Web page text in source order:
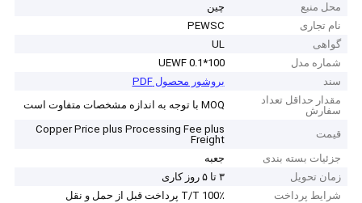
محل منبع
چین
نام تجاری
PEWSC
گواهی
UL
شماره مدل
UEWF 0.1*100
سند
بروشور محصول PDF
مقدار حداقل تعداد
سفارش
MOQ با توجه به اندازه مشخصات متفاوت است
قیمت
Copper Price plus Processing Fee plus
Freight
جزئیات بسته بندی
جعبه
زمان تحویل
۳ تا ۵ روز کاری
شرایط پرداخت
T/T 100٪ پرداخت قبل از حمل و نقل